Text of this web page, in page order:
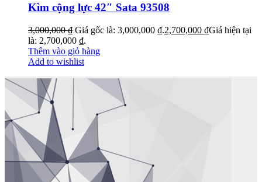
Kìm cộng lực 42″ Sata 93508
3,000,000₫ Giá gốc là: 3,000,000 ₫.2,700,000 ₫Giá hiện tại
là: 2,700,000 ₫.
Thêm vào giỏ hàng
Add to wishlist